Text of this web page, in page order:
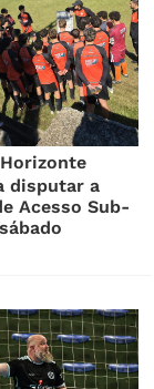
disputar a
Acesso Sub-